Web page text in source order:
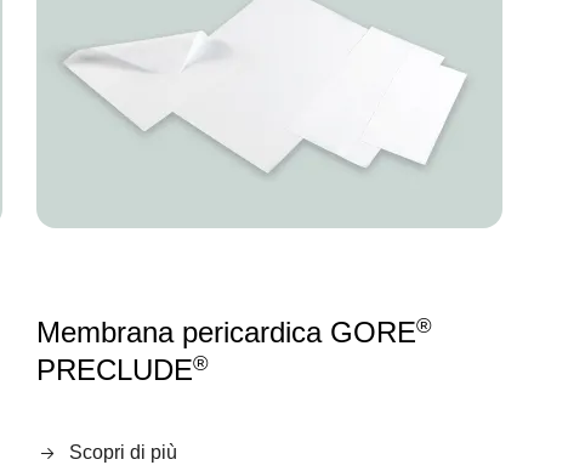
Membrana pericardica GORE®
PRECLUDE®
Scopri di più